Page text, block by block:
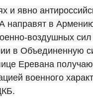
и явно
направят в
воздушных
в Объединенную
Еревана
военного